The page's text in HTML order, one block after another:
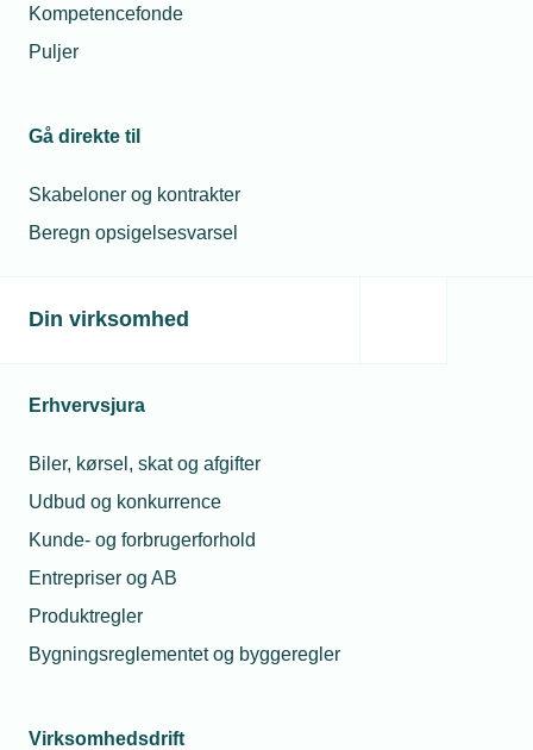
Kompetencefonde
Puljer
Gå direkte til
Skabeloner og kontrakter
Beregn opsigelsesvarsel
Din virksomhed
Erhvervsjura
Biler, kørsel, skat og afgifter
Udbud og konkurrence
Kunde- og forbrugerforhold
Entrepriser og AB
Produktregler
Bygningsreglementet og byggeregler
Virksomhedsdrift